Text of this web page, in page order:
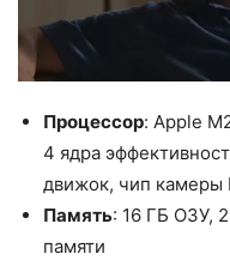
Процессор: Apple
4 ядра
движок, чип камеры
Память: 16 ГБ ОЗУ,
памяти